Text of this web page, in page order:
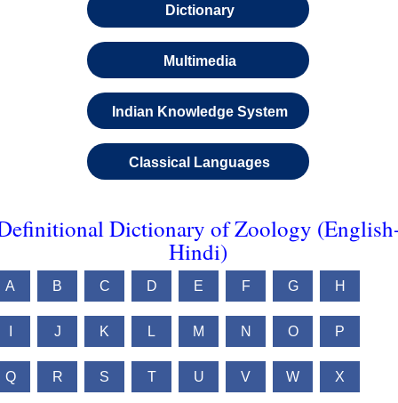
Dictionary
Multimedia
Indian Knowledge System
Classical Languages
Dictionary of Zoology
Hindi)
A B C D E F G H
J K L M N O P
Q R S T U V W X